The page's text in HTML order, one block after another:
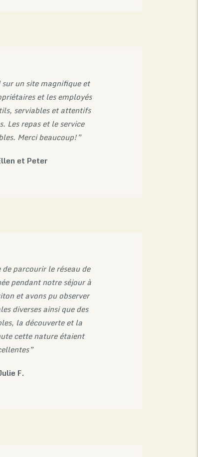
sur un site magnifique et
et les employés
serviables et attentifs
Les repas et le service
Merci beaucoup!”
et Peter
de parcourir le réseau de
pendant notre séjour à
et avons pu observer
diverses ainsi que des
la découverte et la
cette nature étaient
F.